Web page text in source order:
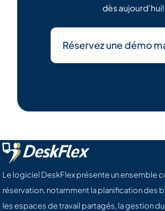
dès aujourd’hui!
Réservez une démo
Le logiciel DeskFlex présente un ensemble
réservation, notamment la planification des
les espaces de travail partagés, la gestion